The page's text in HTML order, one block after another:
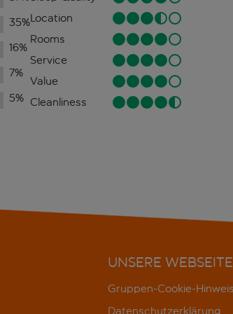
35%
16%
7%
5%
Location
Rooms
Service
Value
Cleanliness
UNSERE WEBSEITE
Gruppen-Cookie-
Datenschutzerklärung